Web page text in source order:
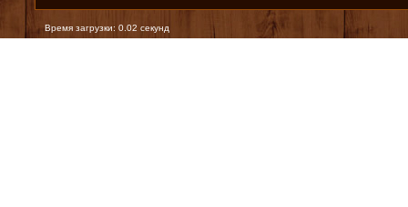
Время загрузки: 0.02 секунд